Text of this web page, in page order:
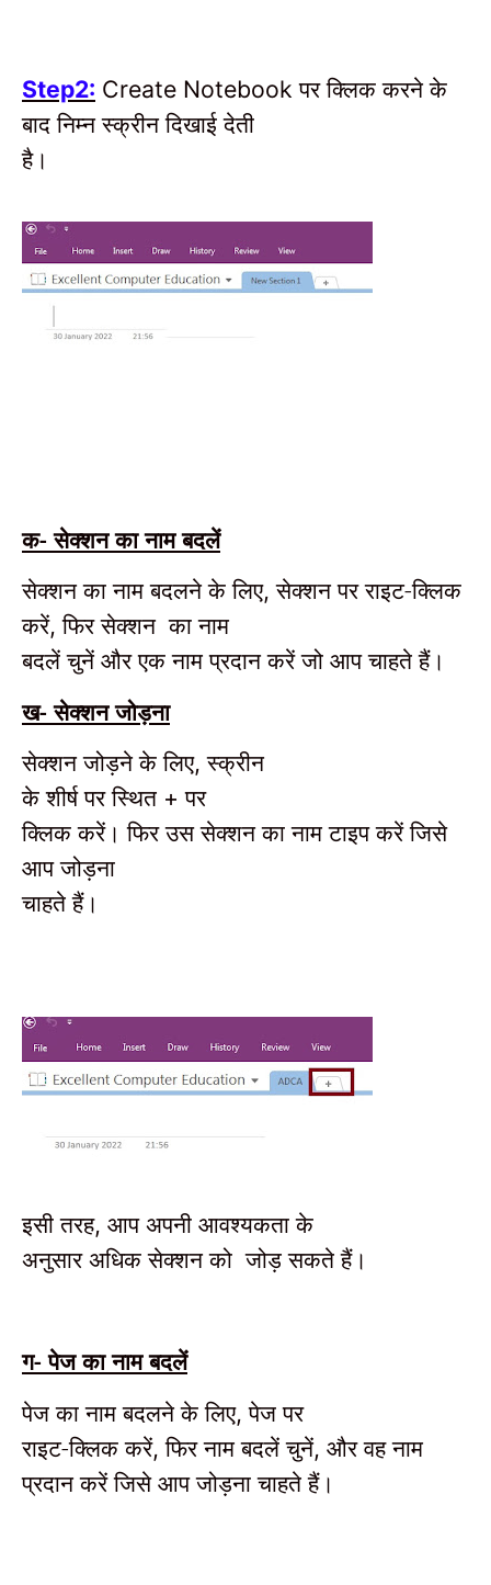
Step2: Create Notebookपर क्लिक करने के
बाद निम्न स्क्रीन दिखाई देती
है।
क- सेक्शन का नाम बदलें
सेक्शन का नाम बदलने के लिए, सेक्शनपर राइट-क्लिक
करें,फिर सेक्शन का नाम
बदलें चुनें और एक नाम प्रदान करें जो आप चाहते हैं।
ख- सेक्शन जोड़ना
सेक्शन जोड़ने के लिए,स्क्रीन
के शीर्ष पर स्थित +पर
क्लिक करें। फिर उस सेक्शन का नाम टाइप करें जिसे
आप जोड़ना
चाहते हैं।
इसी तरह, आप अपनी आवश्यकता के
अनुसार अधिक सेक्शन को जोड़ सकते हैं।
ग- पेज का नाम बदलें
पेज का नाम बदलने के लिए,पेज पर
राइट-क्लिक करें,फिर नाम बदलें चुनें, और वह नाम
प्रदान करें जिसे आप जोड़ना चाहते हैं।